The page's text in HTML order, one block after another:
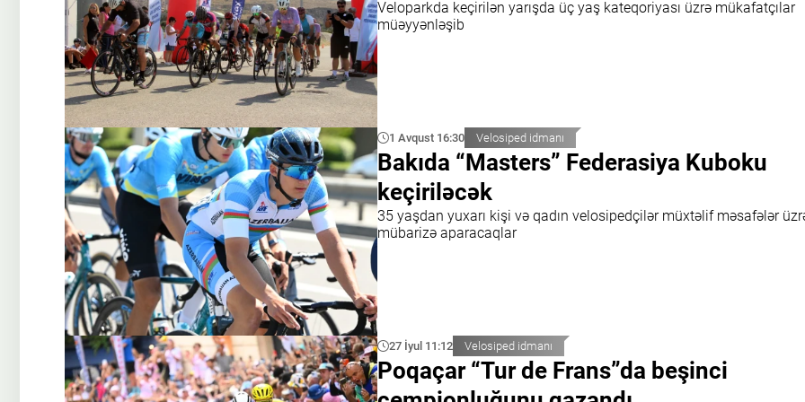
Veloparkda keçirilən yarışda üç yaş kateqoriyası üzrə mükafatçılar
müəyyənləşib
1 Avqust 16:30 Velosiped idmanı
Bakıda “Masters” Federasiya Kuboku
keçiriləcək
35 yaşdan yuxarı kişi və qadın velosipedçilər müxtəlif məsafələr
mübarizə aparacaqlar
27 İyul 11:12 Velosiped idmanı
Poqaçar “Tur de Frans”da beşinci